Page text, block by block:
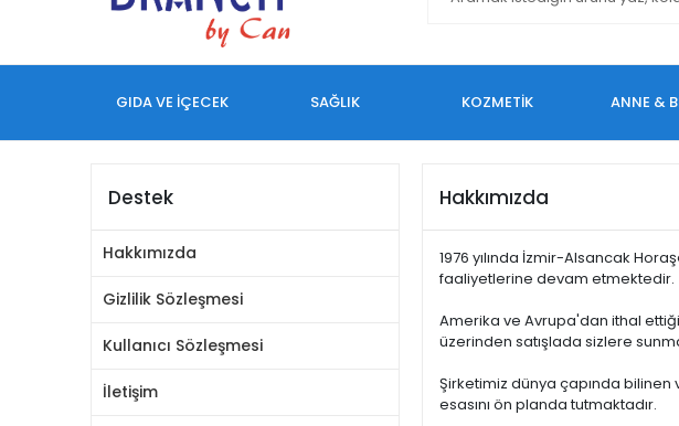
GIDA VE İÇECEK SAĞLIK KOZMETİK ANNE &
Destek
Hakkımızda
Gizlilik Sözleşmesi
Kullanıcı Sözleşmesi
İletişim
Hakkımızda
1976 yılında İzmir-Alsancak
faaliyetlerine devam etmektedir.
Amerika ve Avrupa'dan ithal
üzerinden satışlada sizlere
Şirketimiz dünya çapında
esasını ön planda tutmaktadır.